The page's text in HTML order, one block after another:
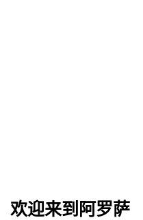
欢迎来到阿罗萨